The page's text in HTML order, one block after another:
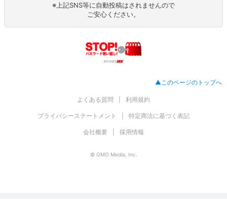
※上記SNS等に自動投稿はされませんので
ご安心ください。
▲このページのトップへ
よくある質問 利用規約
プライバシーステートメント 特定商法に基づく表記
会社概要 採用情報
© GMO Media, Inc.